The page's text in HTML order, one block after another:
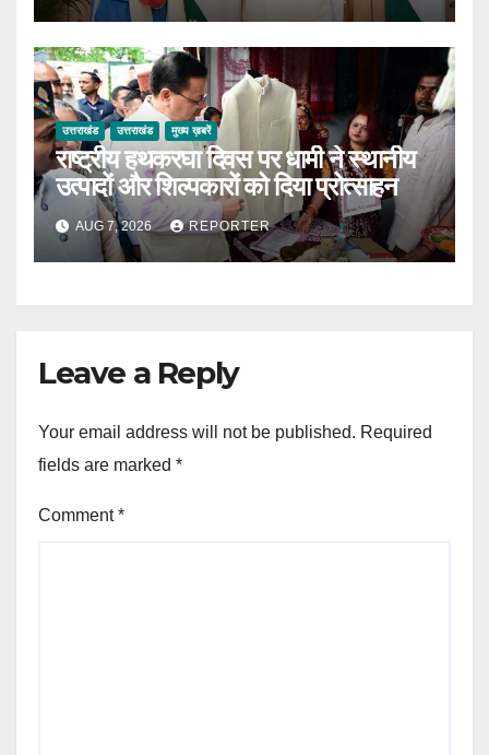
उत्तराखंड उत्तराखंड मुख्य ख़बरें
राष्ट्रीय हथकरघा दिवस पर धामी ने स्थानीय
उत्पादों और शिल्पकारों को दिया प्रोत्साहन
AUG 7, 2026 REPORTER
Leave a Reply
Your email address will not be published. Required
fields are marked *
Comment*